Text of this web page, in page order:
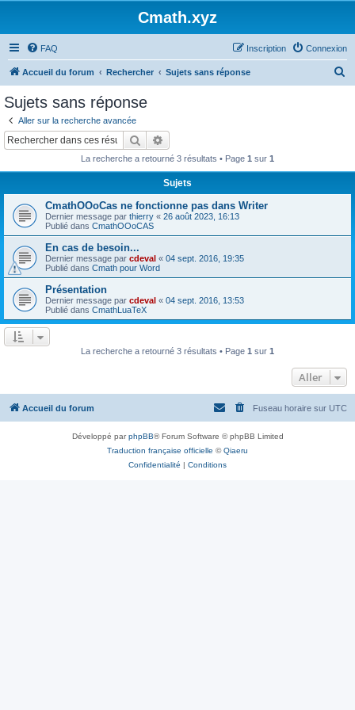
Cmath.xyz
FAQ Connexion
Inscription
Accueil du forum Rechercher Sujets sans réponse
Sujets sans réponse
Aller sur la recherche avancée
Rechercher
La recherche a retourné 3 résultats • Page 1 sur 1
Sujets
CmathOOoCas ne fonctionne pas dans Writer
Dernier message par thierry « 26 août 2023, 16:13
Publié dans CmathOOoCAS
En cas de besoin...
Dernier message par cdeval « 04 sept. 2016, 19:35
Publié dans Cmath pour Word
Présentation
Dernier message par cdeval « 04 sept. 2016, 13:53
Publié dans CmathLuaTeX
La recherche a retourné 3 résultats • Page 1 sur 1
Aller
Accueil du forum Fuseau horaire sur UTC
Développé parphpBB® Forum Software © phpBB Limited
Traduction française officielle ©Qiaeru
Confidentialité | Conditions